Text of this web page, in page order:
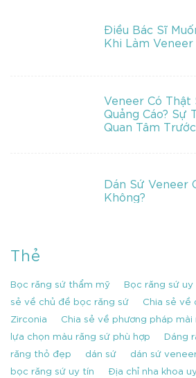
Điều Bác Sĩ
Khi Làm Veneer
Veneer Có
Quảng Cáo? Sự
Quan Tâm
Dán Sứ Veneer
Không?
Thẻ
Bọc răng sứ thẩm mỹ Bọc răng sứ
sẻ về chủ đề bọc răng sứ
Chia sẻ về
Zirconia
Chia sẻ về phương pháp
lựa chọn màu răng sứ phù hợp
Dáng
răng thỏ đẹp
dán sứ dán sứ
bọc răng sứ uy tín
Địa chỉ nha khoa